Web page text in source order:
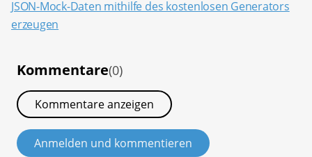
JSON-Mock-Daten mithilfe des kostenlosen Generators
erzeugen
Kommentare(0)
Kommentare anzeigen
Anmelden und kommentieren